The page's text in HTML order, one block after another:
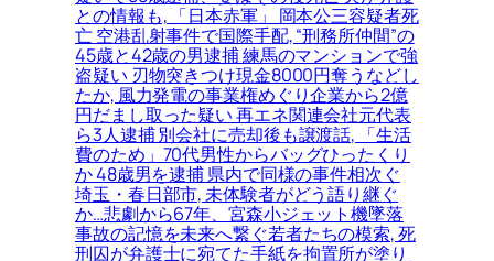
との情報も, 「日本赤軍」 岡本公三容疑者死
亡 空港乱射事件で国際手配, “刑務所仲間”の
45歳と42歳の男逮捕 練馬のマンションで強
盗疑い 刃物突きつけ現金8000円奪うなどし
たか, 風力発電の事業権めぐり企業から2億
円だまし取った疑い 再エネ関連会社元代表
ら3人逮捕 別会社に売却後も譲渡話, 「生活
費のため」70代男性からバッグひったくり
か 48歳男を逮捕 県内で同様の事件相次ぐ
埼玉・春日部市, 未体験者がどう語り継ぐ
か…悲劇から67年、宮森小ジェット機墜落
事故の記憶を未来へ繋ぐ若者たちの模索, 死
刑囚が弁護士に宛てた手紙を拘置所が塗り